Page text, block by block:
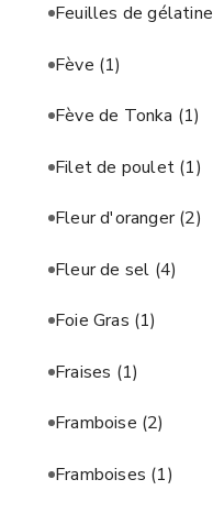
Feuilles de gélatine
Fève (1)
Fève de Tonka (1)
Filet de poulet (1)
Fleur d'oranger(2)
Fleur de sel (4)
Foie Gras (1)
Fraises (1)
Framboise (2)
Framboises (1)